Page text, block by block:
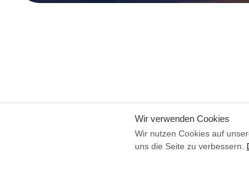
Wir verwenden Cookies
Wir nutzen Cookies auf
uns die Seite zu verbessern.